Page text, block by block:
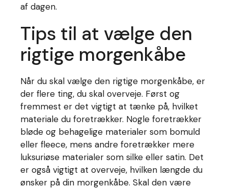
af dagen.
Tips til at vælge den
rigtige morgenkåbe
Når du skal vælge den rigtige morgenkåbe, er
der flere ting, du skal overveje. Først og
fremmest er det vigtigt at tænke på, hvilket
materiale du foretrækker. Nogle foretrækker
bløde og behagelige materialer som bomuld
eller fleece, mens andre foretrækker mere
luksuriøse materialer som silke eller satin. Det
er også vigtigt at overveje, hvilken længde du
ønsker på din morgenkåbe. Skal den være